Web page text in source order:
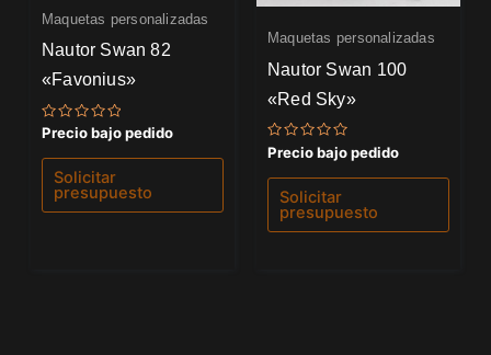
Maquetas personalizadas
Nautor Swan 82
«Favonius»
Valorado
0
de
Precio bajo pedido
Solicitar
presupuesto
Maquetas personalizadas
Nautor Swan 100
«Red Sky»
Valorado
con
0
de
Precio bajo pedido
Solicitar
presupuesto